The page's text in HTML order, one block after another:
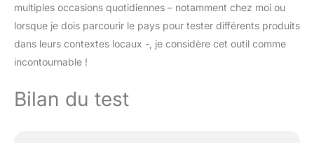
multiples occasions quotidiennes – notamment chez moi ou
lorsque je dois parcourir le pays pour tester différents produits
dans leurs contextes locaux -, je considère cet outil comme
incontournable !
Bilan du test